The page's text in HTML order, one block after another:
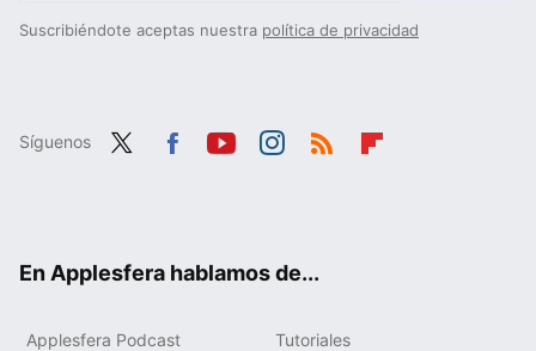
Suscribiéndote aceptas nuestra política de privacidad
Síguenos
En Applesfera hablamos de...
Applesfera Podcast Tutoriales